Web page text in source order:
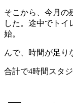
そこから、今月の
した。途中でトイ
始。
んで、時間が足り
合計で4時間スタ